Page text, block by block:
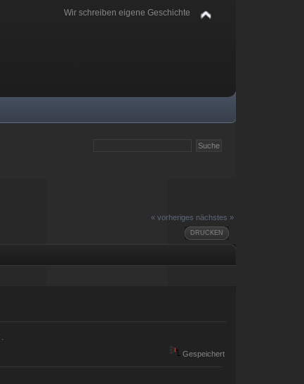
Wir schreiben eigene Geschichte
« vorheriges nächstes »
DRUCKEN
Gespeichert